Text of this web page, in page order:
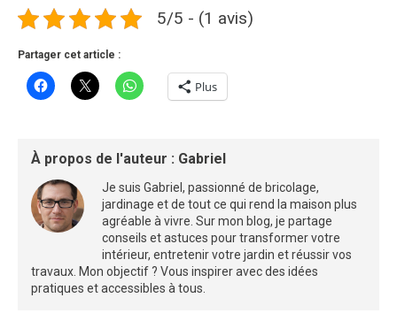
5/5 - (1 avis)
Partager cet article :
Plus
À propos de l'auteur : Gabriel
Je suis Gabriel, passionné de bricolage,
jardinage et de tout ce qui rend la maison plus
agréable à vivre. Sur mon blog, je partage
conseils et astuces pour transformer votre
intérieur, entretenir votre jardin et réussir vos
travaux. Mon objectif ? Vous inspirer avec des idées
pratiques et accessibles à tous.